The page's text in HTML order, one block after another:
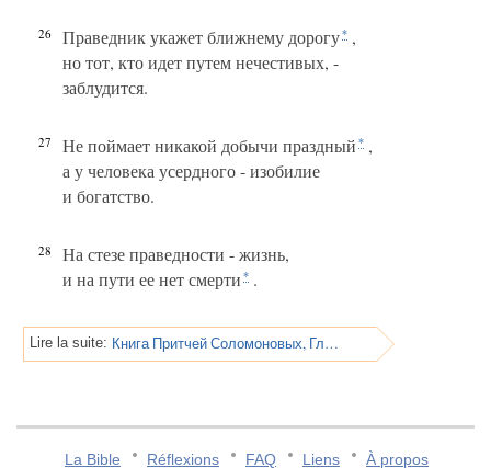
26 Праведник укажет ближнему дорогу* ,
но тот, кто идет путем нечестивых, -
заблудится.
27 Не поймает никакой добычи праздный * ,
а у человека усердного - изобилие
и богатство.
28
На стезе праведности - жизнь,
и на пути ее нет смерти * .
Lire la suite: Книга Притчей Соломоновых, Глава 13
La Bible Réflexions FAQ Liens À propos